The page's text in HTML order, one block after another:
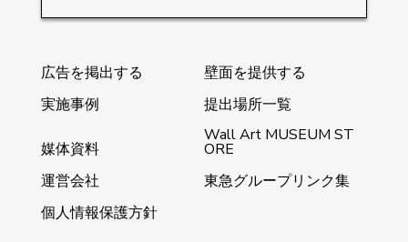
広告を掲出する
壁面を提供する
実施事例
提出場所一覧
媒体資料
Wall Art MUSEUM ST
ORE
運営会社
東急グループリンク集
個人情報保護方針